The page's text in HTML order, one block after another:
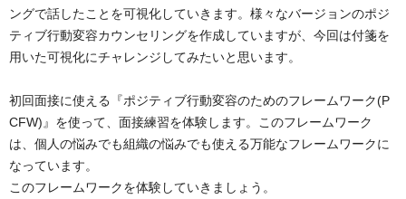
ングで話したことを可視化していきます。様々なバージョンのポジ
ティブ行動変容カウンセリングを作成していますが、今回は付箋を
用いた可視化にチャレンジしてみたいと思います。
初回面接に使える『ポジティブ行動変容のためのフレームワーク(P
CFW)』を使って、面接練習を体験します。このフレームワーク
は、個人の悩みでも組織の悩みでも使える万能なフレームワークに
なっています。
このフレームワークを体験していきましょう。